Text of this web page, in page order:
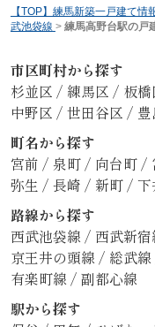
【TOP】練馬新築一戸建て情
武池袋線 > 練馬高野台駅の戸
市区町村から探す
杉並区 / 練馬区 / 板橋
中野区 / 世田谷区 /
町名から探す
宮前 / 泉町 / 向台町 /
弥生 / 長崎 / 新町 /
路線から探す
西武池袋線 / 西武新宿
京王井の頭線 / 総武線
有楽町線 / 副都心線
駅から探す